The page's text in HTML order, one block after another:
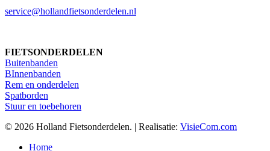
service@hollandfietsonderdelen.nl
FIETSONDERDELEN
Buitenbanden
BInnenbanden
Rem en onderdelen
Spatborden
Stuur en toebehoren
© 2026 Holland Fietsonderdelen. | Realisatie: VisieCom.com
Close
Home